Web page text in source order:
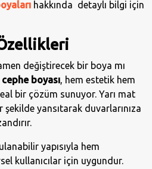
hakkında detaylı bilgi için
değiştirecek bir boya mı
boyası, hem estetik hem
bir çözüm sunuyor. Yarı mat
şekilde yansıtarak duvarlarınıza
yapısıyla hem
kullanıcılar için uygundur.